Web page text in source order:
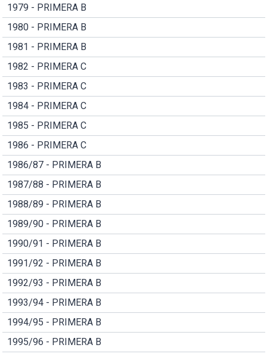
1979 - PRIMERA B
1980 - PRIMERA B
1981 - PRIMERA B
1982 - PRIMERA C
1983 - PRIMERA C
1984 - PRIMERA C
1985 - PRIMERA C
1986 - PRIMERA C
1986/87 - PRIMERA B
1987/88 - PRIMERA B
1988/89 - PRIMERA B
1989/90 - PRIMERA B
1990/91 - PRIMERA B
1991/92 - PRIMERA B
1992/93 - PRIMERA B
1993/94 - PRIMERA B
1994/95 - PRIMERA B
1995/96 - PRIMERA B